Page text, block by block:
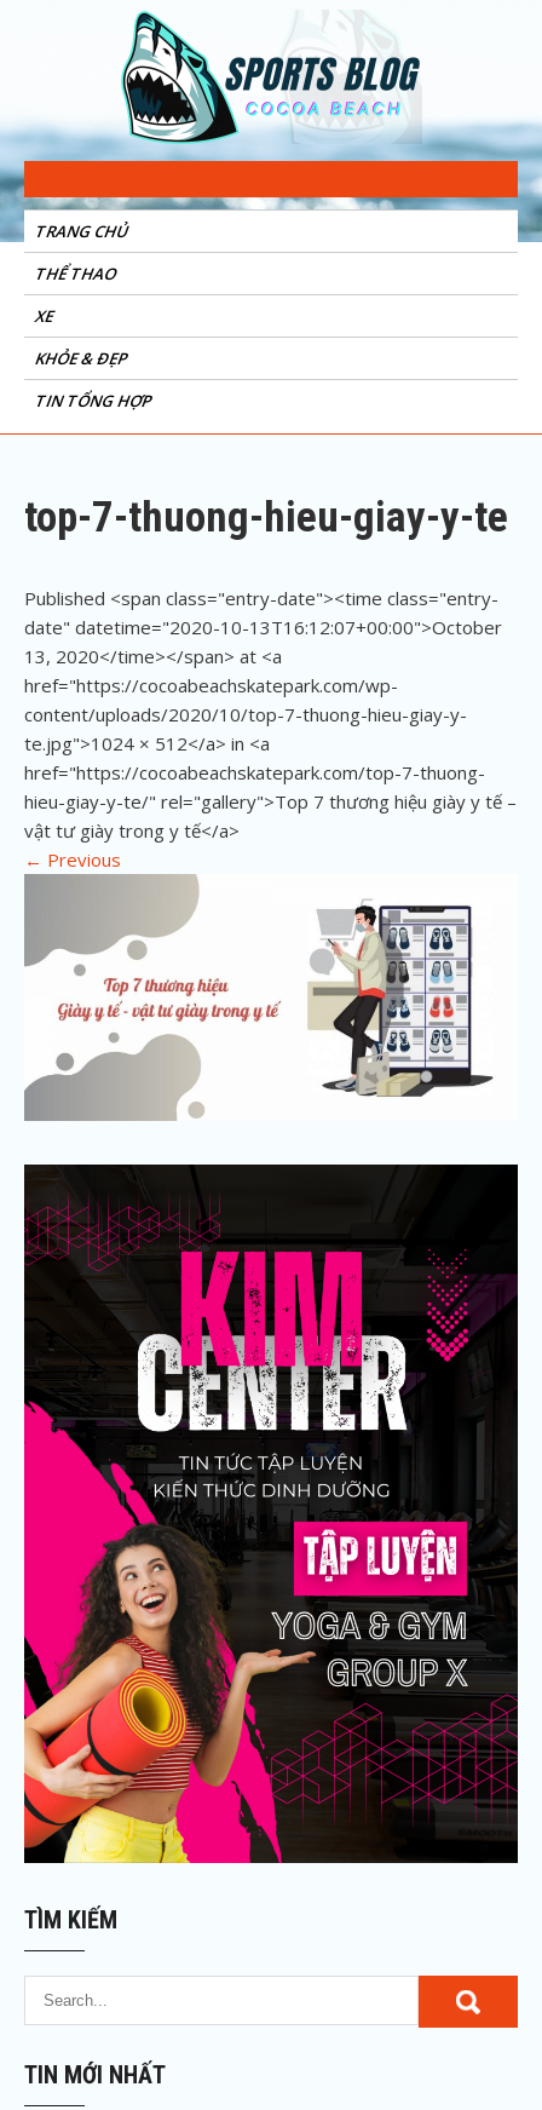
Sports Blog
Cocoa Beach
TRANG CHỦ
THỂ THAO
XE
KHỎE & ĐẸP
TIN TỔNG HỢP
top-7-thuong-hieu-giay-y-te
Published <span class="entry-date"><time class="entry-
date" datetime="2020-10-13T16:12:07+00:00">October
13, 2020</time></span> at <a
href="https://cocoabeachskatepark.com/wp-
content/uploads/2020/10/top-7-thuong-hieu-giay-y-
te.jpg">1024 × 512</a> in <a
href="https://cocoabeachskatepark.com/top-7-thuong-
hieu-giay-y-te/" rel="gallery">Top 7 thương hiệu giày y tế –
vật tư giày trong y tế</a>
← Previous
TÌM KIẾM
TIN MỚI NHẤT